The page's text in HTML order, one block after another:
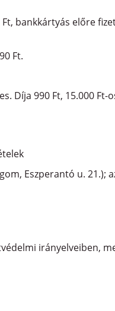
bankkártyás előre
Ft.
Díja 990 Ft, 15.000
Eszperantó u. 21.);
irányelveiben,